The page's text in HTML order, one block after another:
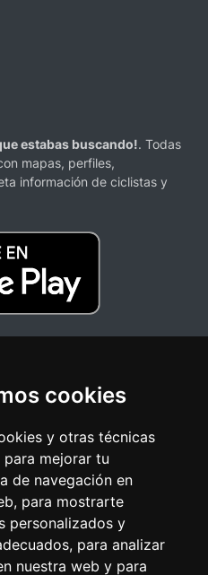
cookies
y otras técnicas
mejorar tu
de navegación en
para mostrarte
personalizados y
para analizar
nuestra web y para
estabas buscando!. Todas
mapas, perfiles,
información de ciclistas y
con ninguna organización o
marcas comerciales y
resultados de ciclismo son
tenemos afiliación, patrocinio ni